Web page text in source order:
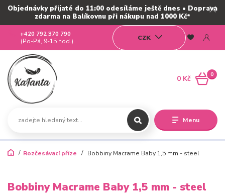
Objednávky přijaté do 11:00 odesíláme ještě dnes • Doprava
zdarma na Balíkovnu při nákupu nad 1000 Kč*
Menu
CZK
+420 792 370 790
(Po-Pá, 9-15 hod.)
0
0 Kč
Rozčesávací příze Bobbiny Macrame Baby 1,5 mm - steel
Bobbiny Macrame Baby 1,5 mm - steel